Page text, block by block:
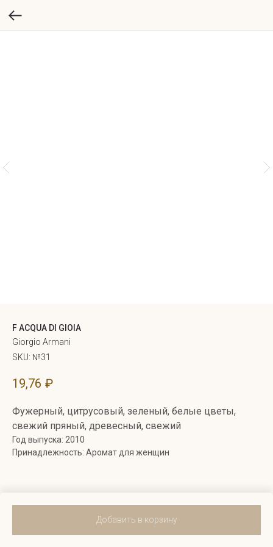
F ACQUA DI GIOIA
Giorgio Armani
SKU: №31
19,76 ₽
Добавить в корзину
Фужерный, цитрусовый, зеленый, белые цветы,
свежий пряный, древесный, свежий
Год выпуска: 2010
Принадлежность: Аромат для женщин